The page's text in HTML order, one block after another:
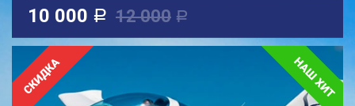
10 000 a 12 000 a